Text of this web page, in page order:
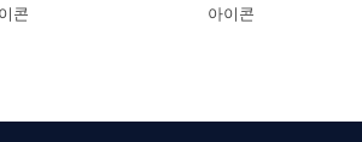
콘
아이콘